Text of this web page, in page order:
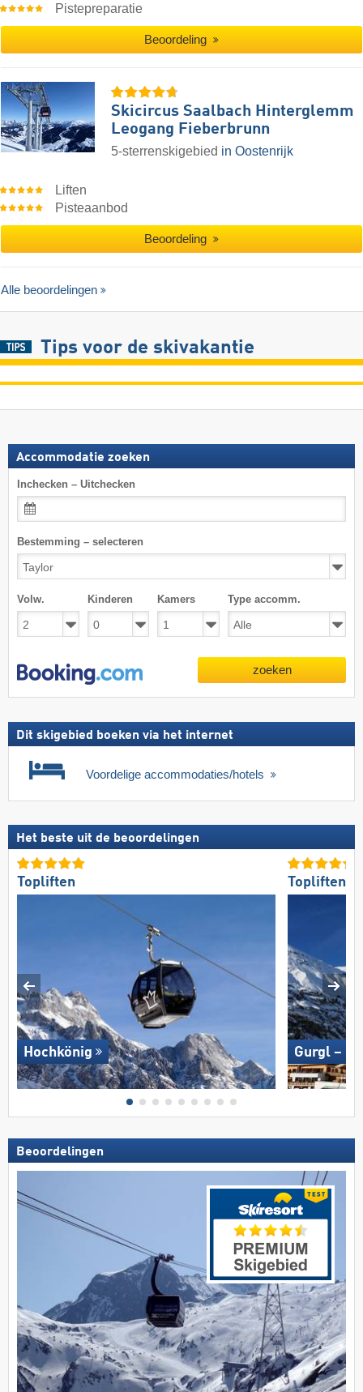
Pistepreparatie
Beoordeling
Skicircus Saalbach Hinterglemm
Leogang Fieberbrunn
5-sterrenskigebied in Oostenrijk
Liften
Pisteaanbod
Beoordeling
Alle beoordelingen
Tips voor de skivakantie
Accommodatie zoeken
Inchecken – Uitchecken
Bestemming – selecteren
Volw. Kinderen Kamers Type accomm.
zoeken
Dit skigebied boeken via het internet
Voordelige accommodaties/hotels
Het beste uit de beoordelingen
Topliften
Hochkönig
Topliften
Gurgl –
Beoordelingen